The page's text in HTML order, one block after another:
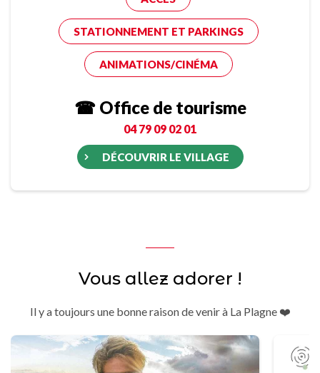
STATIONNEMENT ET PARKINGS
ANIMATIONS/CINÉMA
☎ Office de tourisme
04 79 09 02 01
DÉCOUVRIR LE VILLAGE
Vous allez adorer !
Il y a toujours une bonne raison de venir à La Plagne ❤️